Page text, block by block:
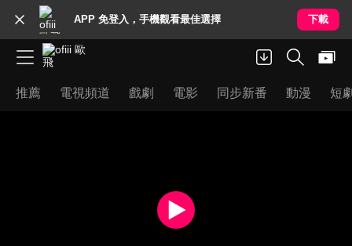
APP 免登入，手機觀看最佳選擇 下載
推薦 電視頻道 戲劇 電影 同步新番 動漫 短